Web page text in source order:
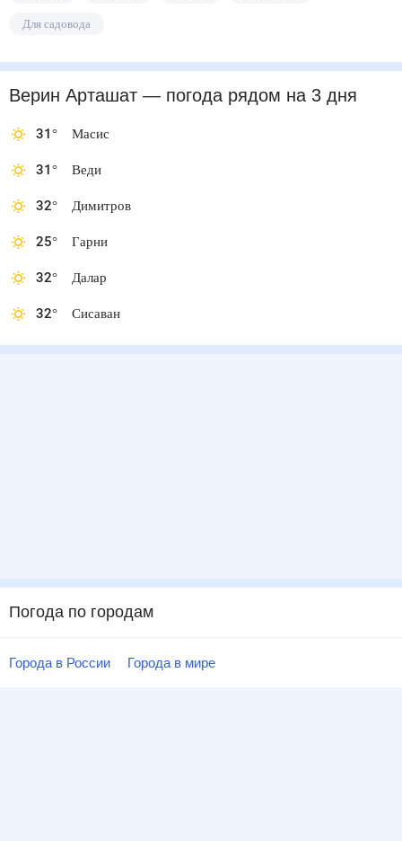
Для садовода
Верин Арташат — погода рядомна 3 дня
31° Масис
31° Веди
32° Димитров
25° Гарни
32° Далар
32° Сисаван
Погода по городам
Города в России Города в мире